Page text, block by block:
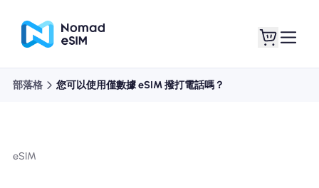
部落格 您可以使用僅數據 eSIM 撥打電話嗎？
eSIM